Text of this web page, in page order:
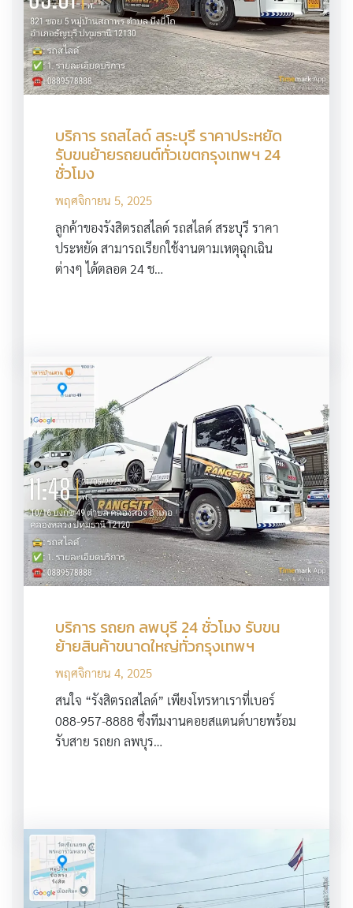
บริการ รถสไลด์ สระบุรี ราคาประหยัด
รับขนย้ายรถยนต์ทั่วเขตกรุงเทพฯ 24
ชั่วโมง
พฤศจิกายน 5, 2025
ลูกค้าของรังสิตรถสไลด์ รถสไลด์ สระบุรี ราคา
ประหยัด สามารถเรียกใช้งานตามเหตุฉุกเฉิน
ต่างๆ ได้ตลอด 24 ช…
บริการ รถยก ลพบุรี 24 ชั่วโมง รับขน
ย้ายสินค้าขนาดใหญ่ทั่วกรุงเทพฯ
พฤศจิกายน 4, 2025
สนใจ “รังสิตรถสไลด์” เพียงโทรหาเราที่เบอร์
088-957-8888 ซึ่งทีมงานคอยสแตนด์บายพร้อม
รับสาย รถยก ลพบุร…